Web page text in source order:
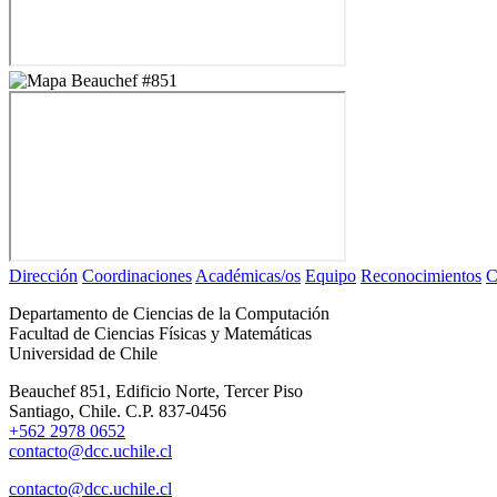
Dirección Coordinaciones Académicas/os Equipo Reconocimientos
Departamento de Ciencias de la Computación
Facultad de Ciencias Físicas y Matemáticas
Universidad de Chile
Beauchef 851, Edificio Norte, Tercer Piso
Santiago, Chile. C.P. 837-0456
+562 2978 0652
contacto@dcc.uchile.cl
contacto@dcc.uchile.cl